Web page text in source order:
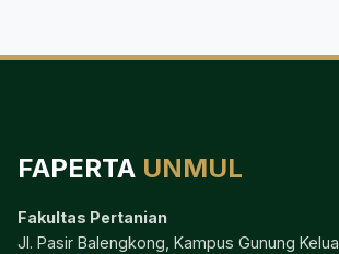
FAPERTA UNMUL
Fakultas Pertanian
Jl. Pasir Balengkong, Kampus Gunung Kelua